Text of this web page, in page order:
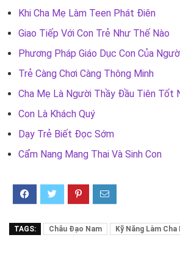
Khi Cha Mẹ Làm Teen Phát Điên
Giao Tiếp Với Con Trẻ Như Thế Nào
Phương Pháp Giáo Dục Con Của
Trẻ Càng Chơi Càng Thông Minh
Cha Mẹ Là Người Thầy Đầu Tiên Tốt
Con Là Khách Quý
Dạy Trẻ Biết Đọc Sớm
Cẩm Nang Mang Thai Và Sinh Con
TAGS: Châu Đạo Nam Kỹ Năng Làm Cha